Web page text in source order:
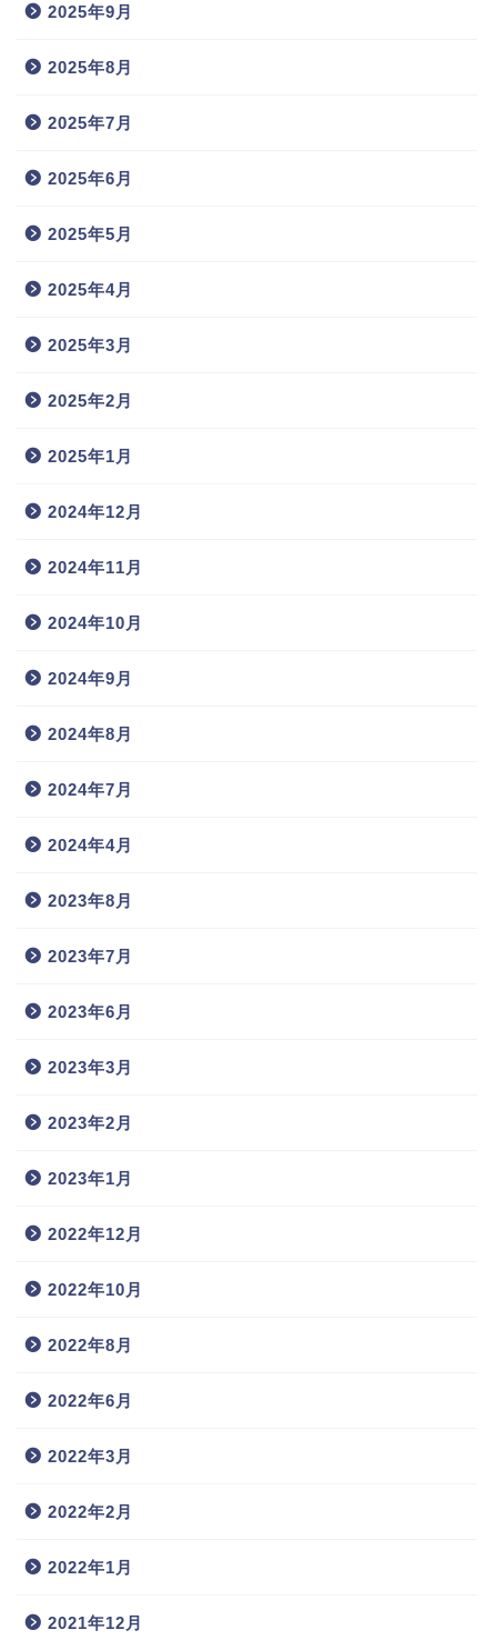
2025年9月
2025年8月
2025年7月
2025年6月
2025年5月
2025年4月
2025年3月
2025年2月
2025年1月
2024年12月
2024年11月
2024年10月
2024年9月
2024年8月
2024年7月
2024年4月
2023年8月
2023年7月
2023年6月
2023年3月
2023年2月
2023年1月
2022年12月
2022年10月
2022年8月
2022年6月
2022年3月
2022年2月
2022年1月
2021年12月